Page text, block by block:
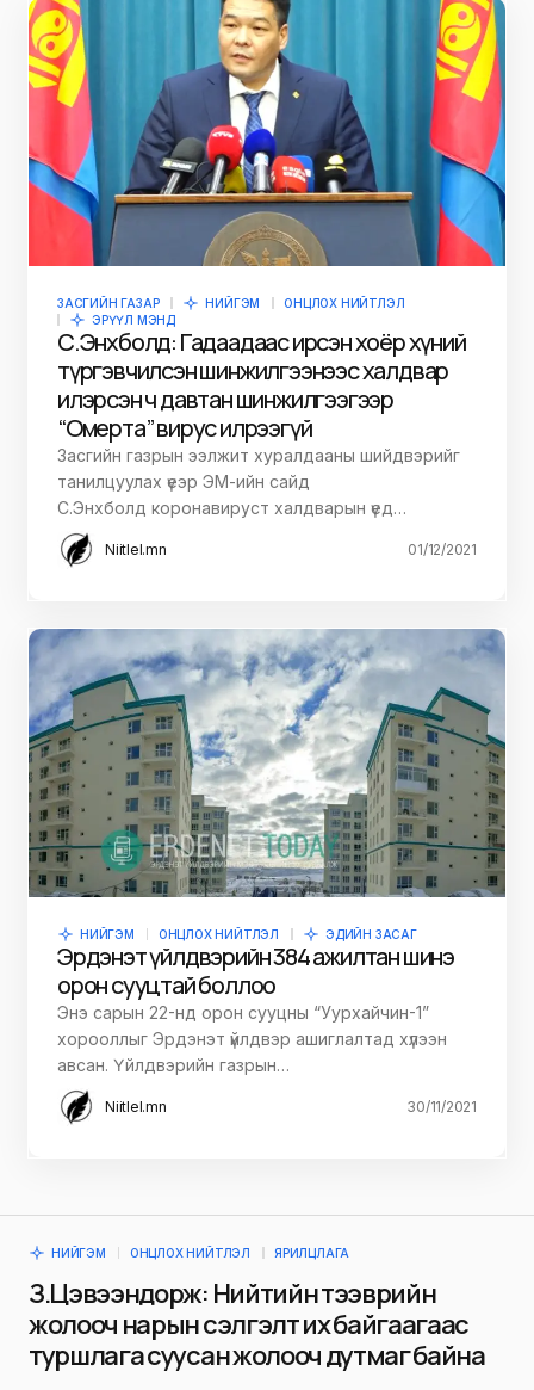
ЗАСГИЙН ГАЗАР НИЙГЭМ
ОНЦЛОХ НИЙТЛЭЛ
ЭРҮҮЛ МЭНД
С.Энхболд: Гадаадаас ирсэн хоёр хүний
түргэвчилсэн шинжилгээнээс халдвар
илэрсэн ч давтан шинжилгээгээр
“Омерта” вирус илрээгүй
Засгийн газрын ээлжит хуралдааны шийдвэрийг
танилцуулах үеэр ЭМ-ийн сайд
С.Энхболд коронавируст халдварын үед…
Niitlel.mn 01/12/2021
НИЙГЭМ ОНЦЛОХ НИЙТЛЭЛ ЭДИЙН ЗАСАГ
Эрдэнэт үйлдвэрийн 384 ажилтан шинэ
орон сууцтай боллоо
Энэ сарын 22-нд орон сууцны “Уурхайчин-1”
хорооллыг Эрдэнэт үйлдвэр ашиглалтад хүлээн
авсан. Үйлдвэрийн газрын…
Niitlel.mn 30/11/2021
НИЙГЭМ ОНЦЛОХ НИЙТЛЭЛ ЯРИЛЦЛАГА
З.Цэвээндорж: Нийтийн тээврийн
жолооч нарын сэлгэлт их байгаагаас
туршлага суусан жолооч дутмаг байна